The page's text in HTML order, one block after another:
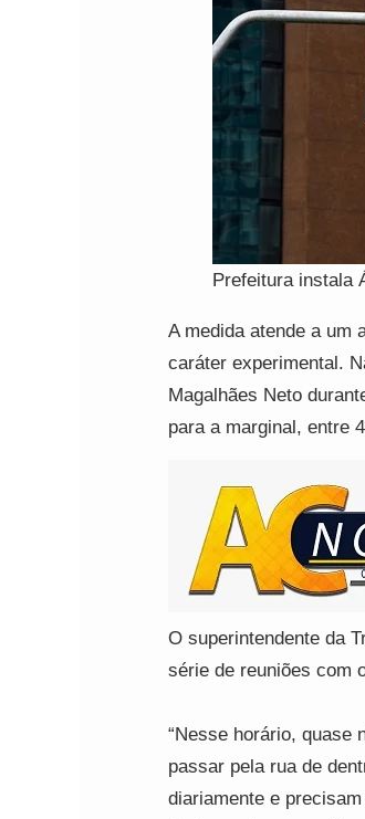
Prefeitura instala
A medida atende a um
caráter experimental.
Magalhães Neto
para a marginal, entre
O superintendente da
série de reuniões com
“Nesse horário, quase
passar pela rua de
diariamente e